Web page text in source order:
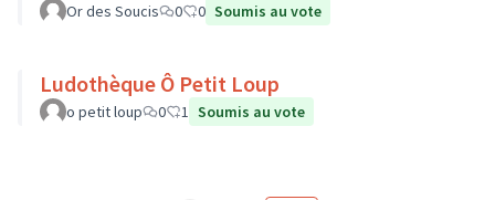
Or des Soucis 0 0 Soumis au vote
Ludothèque Ô Petit Loup
o petit loup 0 1 Soumis au vote